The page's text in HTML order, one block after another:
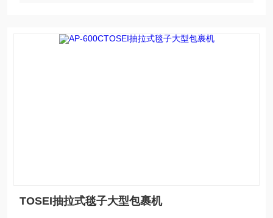
TOSEI抽拉式毯子大型包裹机